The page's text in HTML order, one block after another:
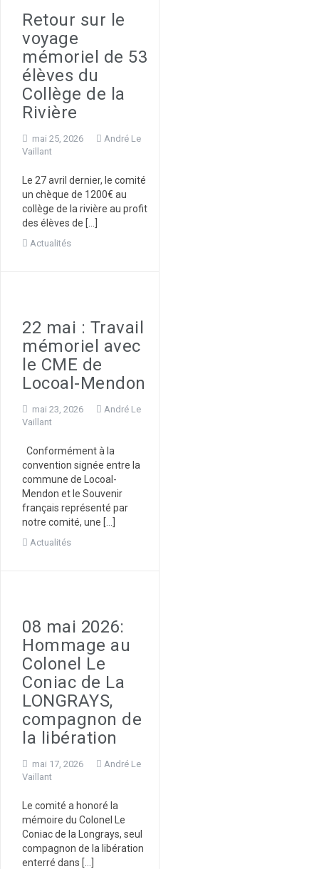
Retour sur le
voyage
mémoriel de 53
élèves du
Collège de la
Rivière
mai 25, 2026
André Le
Vaillant
Le 27 avril dernier, le comité
un chèque de 1200€ au
collège de la rivière au profit
des élèves de […]
Actualités
22 mai : Travail
mémoriel avec
le CME de
Locoal-Mendon
mai 23, 2026
André Le
Vaillant
Conformément à la
convention signée entre la
commune de Locoal-
Mendon et le Souvenir
français représenté par
notre comité, une […]
Actualités
08 mai 2026:
Hommage au
Colonel Le
Coniac de La
LONGRAYS,
compagnon de
la libération
mai 17, 2026
André Le
Vaillant
Le comité a honoré la
mémoire du Colonel Le
Coniac de la Longrays, seul
compagnon de la libération
enterré dans […]